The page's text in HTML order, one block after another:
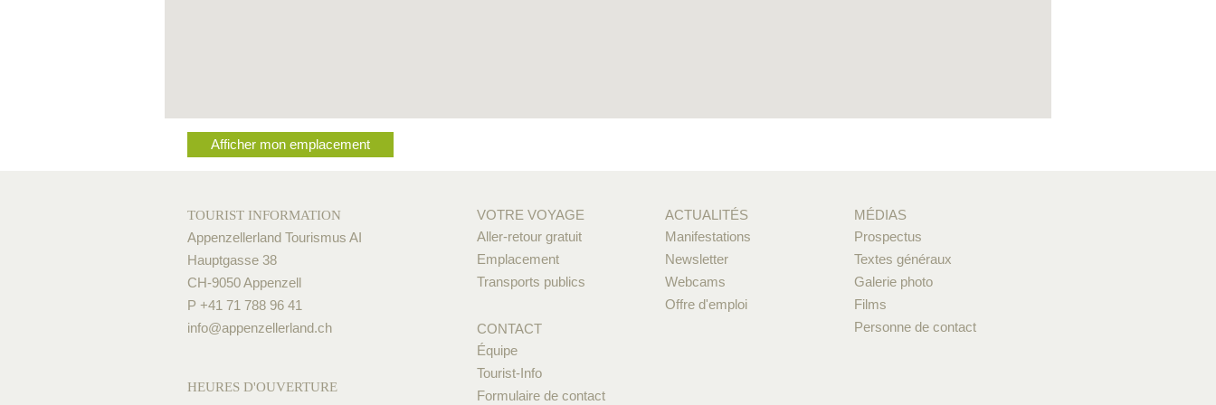
Afficher mon emplacement
TOURIST INFORMATION
Appenzellerland Tourismus AI
Hauptgasse 38
CH-9050 Appenzell
P +41 71 788 96 41
info@appenzellerland.ch
HEURES D'OUVERTURE
VOTRE VOYAGE
Aller-retour gratuit
Emplacement
Transports publics
CONTACT
Équipe
Tourist-Info
Formulaire de contact
ACTUALITÉS
Manifestations
Newsletter
Webcams
Offre d'emploi
MÉDIAS
Prospectus
Textes généraux
Galerie photo
Films
Personne de contact